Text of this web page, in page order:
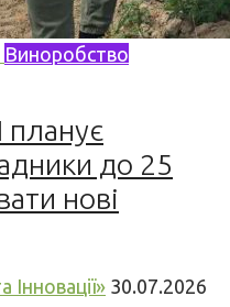
Виноробство
планує
до 25
нові
Інновації» 30.07.2026